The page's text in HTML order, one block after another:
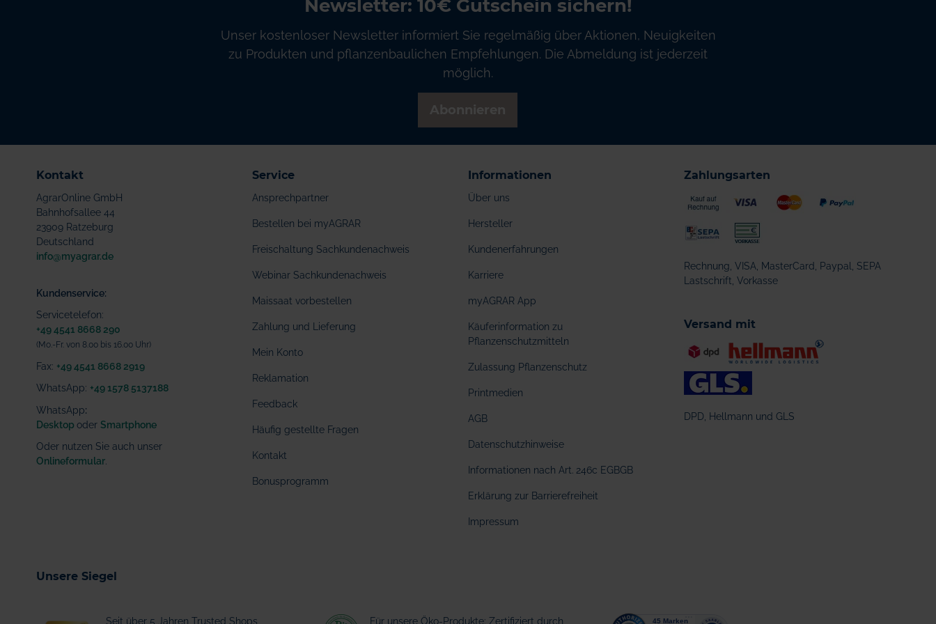
Newsletter: 10€ Gutschein sichern!
Unser kostenloser Newsletter informiert Sie regelmäßig über Aktionen, Neuigkeiten
zu Produkten und pflanzenbaulichen Empfehlungen. Die Abmeldung ist jederzeit
möglich.
Kontakt
AgrarOnline GmbH
Bahnhofsallee 44
23909 Ratzeburg
Deutschland
info@myagrar.de
Kundenservice:
Servicetelefon:
+49 4541 8668 290
(Mo.-Fr. von 8.00 bis 16.00 Uhr)
Fax: +49 4541 8668 2919
WhatsApp: +49 1578 5137188
WhatsApp:
Desktop oder Smartphone
Oder nutzen Sie auch unser
Onlineformular
Service
Ansprechpartner
Bestellen bei myAGRAR
Freischaltung Sachkundenachweis
Webinar Sachkundenachweis
Maissaat vorbestellen
Zahlung und Lieferung
Mein Konto
Reklamation
Feedback
Häufig gestellte Fragen
Kontakt
Bonusprogramm
Informationen
Über uns
Hersteller
Kundenerfahrungen
Karriere
myAGRAR App
Käuferinformation zu
Pflanzenschutzmitteln
Zulassung Pflanzenschutz
Printmedien
AGB
Datenschutzhinweise
Informationen nach Art. 246c EGBGB
Erklärung zur Barrierefreiheit
Impressum
Zahlungsarten
Rechnung, VISA, MasterCard, Paypal, SEPA
Lastschrift, Vorkasse
Versand mit
DPD, Hellmann und GLS
Unsere Siegel
Seit über 5 Jahren Trusted Shops Für unsere Öko-Produkte: Zertifiziert durch